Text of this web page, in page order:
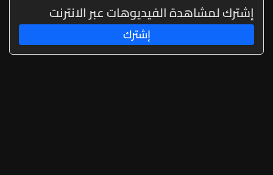
إشترك لمشاهدة الفيديوهات عبر الانترنت
إشترك